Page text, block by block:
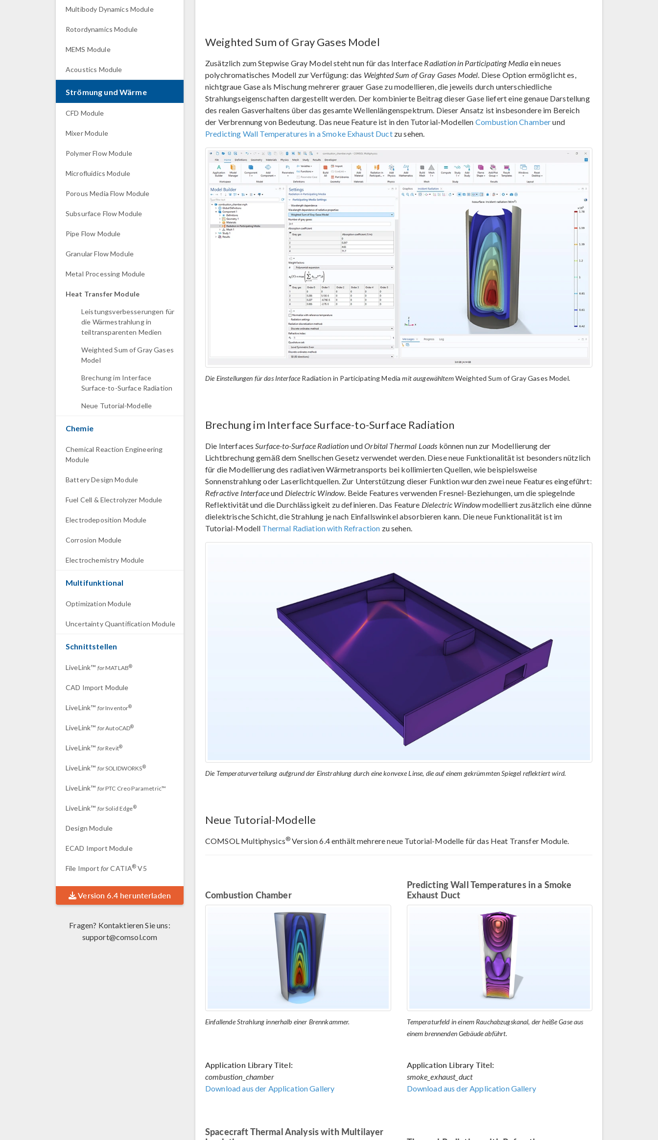
Multibody Dynamics Module
Rotordynamics Module
MEMS Module
Acoustics Module
Strömung und Wärme
CFD Module
Mixer Module
Polymer Flow Module
Microfluidics Module
Porous Media Flow Module
Subsurface Flow Module
Pipe Flow Module
Granular Flow Module
Metal Processing Module
Heat Transfer Module
Leistungsverbesserungen für
die Wärmestrahlung in
teiltransparenten Medien
Weighted Sum of Gray Gases
Model
Brechung im Interface
Surface-to-Surface Radiation
Neue Tutorial-Modelle
Chemie
Chemical Reaction Engineering
Module
Battery Design Module
Fuel Cell & Electrolyzer Module
Electrodeposition Module
Corrosion Module
Electrochemistry Module
Multifunktional
Optimization Module
Uncertainty Quantification Module
Schnittstellen
LiveLink™ forMATLAB®
CAD Import Module
LiveLink™ forInventor®
LiveLink™ forAutoCAD®
LiveLink™ forRevit®
LiveLink™ forSOLIDWORKS®
LiveLink™ forPTC Creo Parametric™
LiveLink™ forSolid Edge®
Design Module
ECAD Import Module
File Import forCATIA® V5
Version 6.4 herunterladen
Fragen? Kontaktieren Sie uns:
support@comsol.com
Weighted Sum of Gray Gases Model
Zusätzlich zum Stepwise Gray Model steht nun für das Interface Radiation in Participating Mediaein neues
polychromatisches Modell zur Verfügung: das Weighted Sum of Gray Gases Model. Diese Option ermöglicht es,
nichtgraue Gase als Mischung mehrerer grauer Gase zu modellieren, die jeweils durch unterschiedliche
Strahlungseigenschaften dargestellt werden. Der kombinierte Beitrag dieser Gase liefert eine genaue Darstellung
des realen Gasverhaltens über das gesamte Wellenlängenspektrum. Dieser Ansatz ist insbesondere im Bereich
der Verbrennung von Bedeutung. Das neue Feature ist in den Tutorial-Modellen Combustion Chamberund
Predicting Wall Temperatures in a Smoke Exhaust Ductzu sehen.
Die Einstellungen für das Interface Radiation in Participating Media mit ausgewähltemWeighted Sum of Gray Gases Model.
Brechung im Interface Surface-to-Surface Radiation
Die InterfacesSurface-to-Surface Radiation undOrbital Thermal Loads können nun zur Modellierung der
Lichtbrechung gemäß dem Snellschen Gesetz verwendet werden. Diese neue Funktionalität ist besonders nützlich
für die Modellierung des radiativen Wärmetransports bei kollimierten Quellen, wie beispielsweise
Sonnenstrahlung oder Laserlichtquellen. Zur Unterstützung dieser Funktion wurden zwei neue Features eingeführt:
Refractive Interfaceund Dielectric Window. Beide Features verwenden Fresnel-Beziehungen, um die spiegelnde
Reflektivität und die Durchlässigkeit zu definieren. Das Feature Dielectric Windowmodelliert zusätzlich eine dünne
dielektrische Schicht, die Strahlung je nach Einfallswinkel absorbieren kann. Die neue Funktionalität ist im
Tutorial-Modell Thermal Radiation with Refraction zu sehen.
Die Temperaturverteilung aufgrund der Einstrahlung durch eine konvexe Linse, die auf einem gekrümmten Spiegel reflektiert wird.
Neue Tutorial-Modelle
COMSOL Multiphysics® Version 6.4 enthält mehrere neue Tutorial-Modelle für das Heat Transfer Module.
Combustion Chamber
Einfallende Strahlung innerhalb einer Brennkammer.
Application Library Titel:
combustion_chamber
Download aus der Application Gallery
Predicting Wall Temperatures in a Smoke
Exhaust Duct
Temperaturfeld in einem Rauchabzugskanal, der heiße Gase aus
einem brennenden Gebäude abführt.
Application Library Titel:
smoke_exhaust_duct
Download aus der Application Gallery
Spacecraft Thermal Analysis with Multilayer